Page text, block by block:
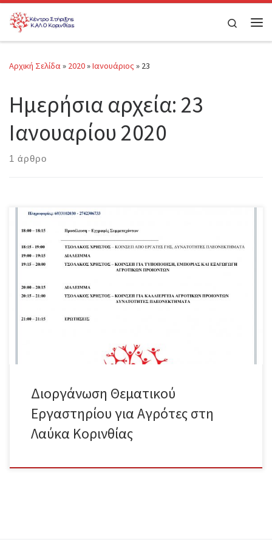
Μετάβαση στο περιεχόμενο
Search
Αρχική Σελίδα» 2020»Ιανουάριος » 23
Ημερήσια αρχεία: 23
Ιανουαρίου 2020
1 άρθρο
Διοργάνωση Θεματικού
Εργαστηρίου για Αγρότες στη
Λαύκα Κορινθίας